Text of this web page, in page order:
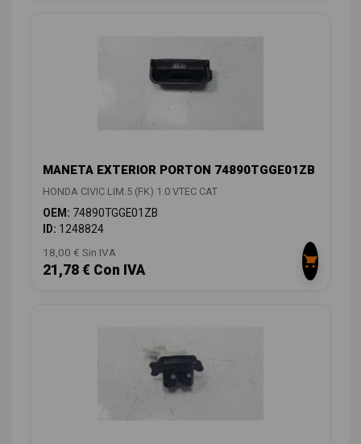
MANETA EXTERIOR PORTON 74890TGGE01ZB
HONDA CIVIC LIM.5 (FK) 1.0 VTEC CAT
OEM: 74890TGGE01ZB
ID: 1248824
18,00 € Sin IVA
21,78 € Con IVA